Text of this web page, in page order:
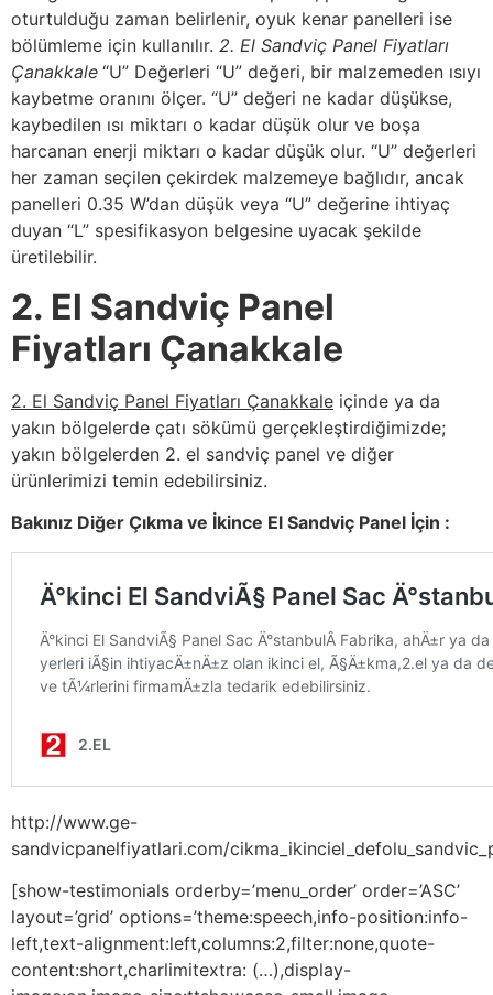
oturtulduğu zaman belirlenir, oyuk kenar panelleri ise
bölümleme için kullanılır. 2. El Sandviç Panel Fiyatları
Çanakkale “U” Değerleri “U” değeri, bir malzemeden ısıyı
kaybetme oranını ölçer. “U” değeri ne kadar düşükse,
kaybedilen ısı miktarı o kadar düşük olur ve boşa
harcanan enerji miktarı o kadar düşük olur. “U” değerleri
her zaman seçilen çekirdek malzemeye bağlıdır, ancak
panelleri 0.35 W’dan düşük veya “U” değerine ihtiyaç
duyan “L” spesifikasyon belgesine uyacak şekilde
üretilebilir.
2. El Sandviç Panel
Fiyatları Çanakkale
2. El Sandviç Panel Fiyatları Çanakkale içinde ya da
yakın bölgelerde çatı sökümü gerçekleştirdiğimizde;
yakın bölgelerden 2. el sandviç panel ve diğer
ürünlerimizi temin edebilirsiniz.
Bakınız Diğer Çıkma ve İkince El Sandviç Panel İçin :
http://www.ge-
sandvicpanelfiyatlari.com/
[show-testimonials orderby=’menu_order’ order=’ASC’
layout=’grid’ options=’theme:speech,info-position:info-
left,text-alignment:left,columns:2,filter:none,quote-
content:short,charlimitextra: (…),display-